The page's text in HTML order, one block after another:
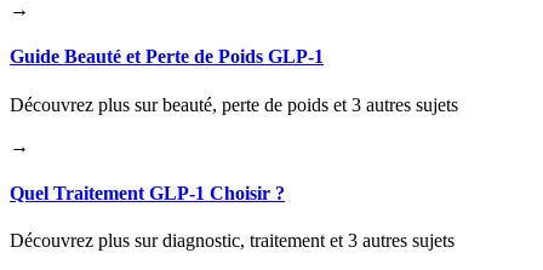
→
Guide Beauté et Perte de Poids GLP-1
Découvrez plus sur beauté, perte de poids et 3 autres sujets
→
Quel Traitement GLP-1 Choisir ?
Découvrez plus sur diagnostic, traitement et 3 autres sujets